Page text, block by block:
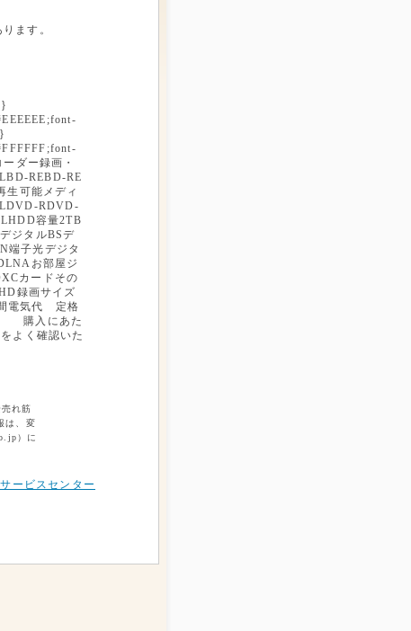
ます。
ダー録画・
REBD-RE
可能メディ
RDVD-
容量2TB
ジタルBSデ
端子光デジタ
お部屋ジ
カードその
録画サイズ
電気代 定格
購入にあた
よく確認いた
れ筋
は、変
）に